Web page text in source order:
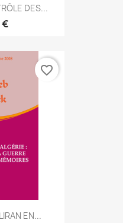
DES...
€
EN...
favorite_border